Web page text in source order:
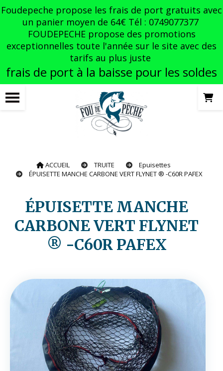
Foudepeche propose les frais de port gratuits avec
un panier moyen de 64€ Tél : 0749077377
FOUDEPECHE propose des promotions
exceptionnelles toute l'année sur le site avec des
tarifs au plus juste
frais de port à la baisse pour les soldes
ACCUEIL TRUITE
Epuisettes
ÉPUISETTE MANCHE CARBONE VERT FLYNET ® -C60R PAFEX
ÉPUISETTE MANCHE
CARBONE VERT FLYNET
® -C60R PAFEX